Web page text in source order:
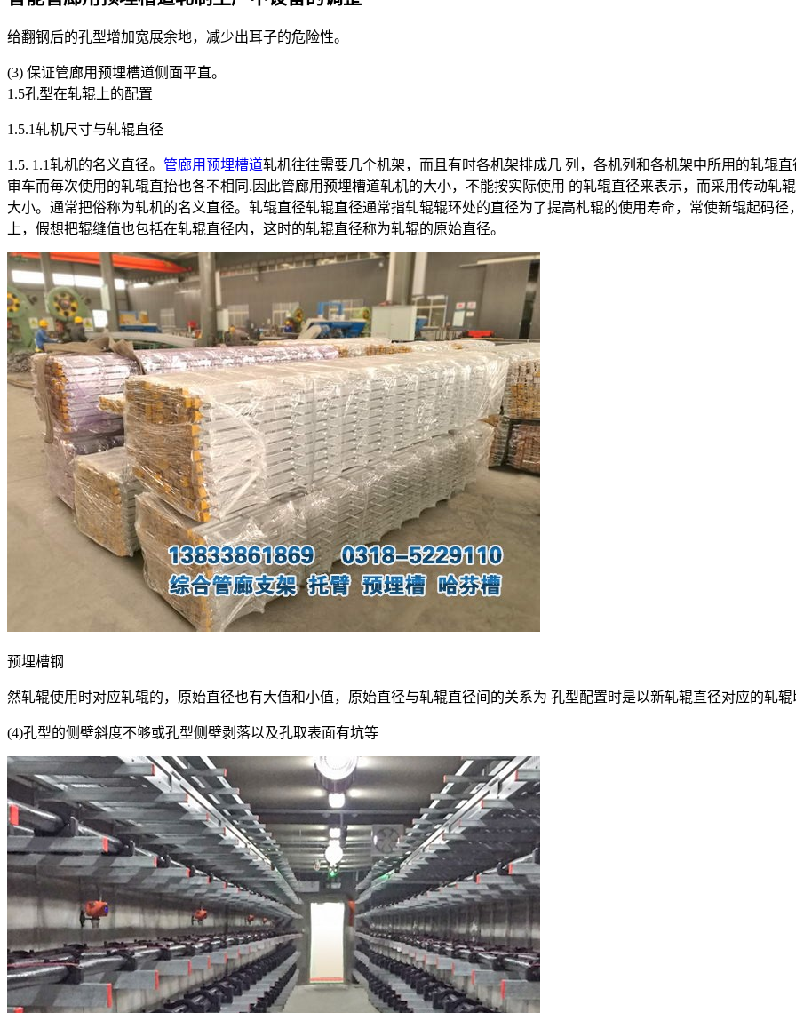
给翻钢后的孔型增加宽展余地，减少出耳子的危险性。
(3) 保证管廊用预埋槽道侧面平直。
1.5孔型在轧辊上的配置
1.5.1轧机尺寸与轧辊直径
1.5. 1.1轧机的名义直径。 管廊用预埋槽道轧机往往需要几个机架，而且有时各机架排成几 列，各机列和各机架中所用的轧辊
审车而毎次使用的轧辊直抬也各不相同.因此管廊用预埋槽道轧机的大小，不能按实际使用 的轧辊直径来表示，而采用传动轧
大小。通常把俗称为轧机的名义直径。轧辊直径轧辊直径通常指轧辊辊环处的直径为了提高札辊的使用寿命，常使新辊起码
上，假想把辊缝值也包括在轧辊直径内，这时的轧辊直径称为轧辊的原始直径。
预埋槽钢
然轧辊使用时对应轧辊的，原始直径也有大值和小值，原始直径与轧辊直径间的关系为 孔型配置时是以新轧辊直径对应的轧辊
(4)孔型的侧壁斜度不够或孔型侧壁剥落以及孔取表面有坑等